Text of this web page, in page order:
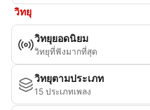
วิทยุ
วิทยุยอดนิยม
วิทยุที่ฟังมากที่สุด
วิทยุตามประเภท
15 ประเภทเพลง